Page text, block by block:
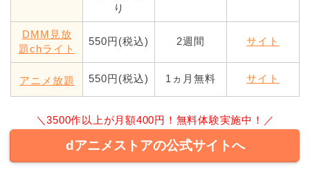
り
DMM見放
題chライト
550円(税込) 2週間 サイト
アニメ放題 550円(税込) 1ヵ月無料 サイト
＼3500作以上が月額400円！無料体験実施中！／
dアニメストアの公式サイトへ